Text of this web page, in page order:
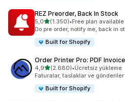
REZ Preorder, Back In Stock
5,05 yıldız üzerinden
(1.350)
toplam 1350 değerlendirme
•Free plan available
Do pre order, notify me, back in
Built for Shopify
Order Printer Pro: PDF Invoice
4,95 yıldız üzerinden
(2.680)
toplam 2680 değerlendirme
•Ücretsiz yükleme
Faturalar, taslaklar ve gönderiler
Built for Shopify